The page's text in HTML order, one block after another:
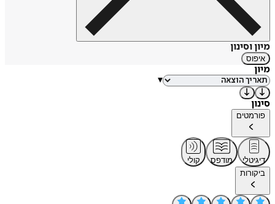
מיון וסינון
איפוס
מיון
▾
סינון
פורמטים
דיגיטלי מודפס
קולי
ביקורות